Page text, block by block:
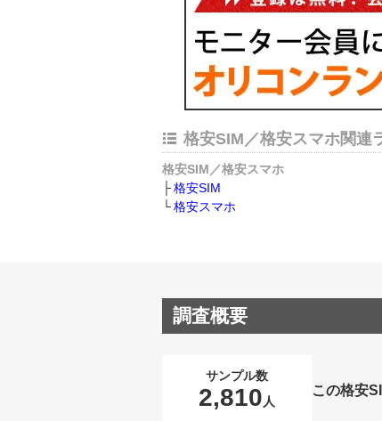
格安SIM／格安スマホ関連
格安SIM／格安スマホ
格安SIM
格安スマホ
調査概要
サンプル数
2,810 人
この格安